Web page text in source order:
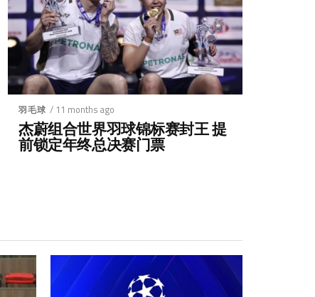
羽毛球 / 11 months ago
杰蔚组合世界羽球锦标赛封王 提
前锁定年终总决赛门票